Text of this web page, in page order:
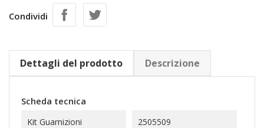
Condividi
Dettagli del prodotto Descrizione
Scheda tecnica
Kit Guarnizioni 2505509